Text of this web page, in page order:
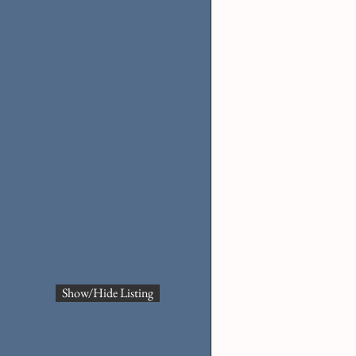
Show/Hide Listing